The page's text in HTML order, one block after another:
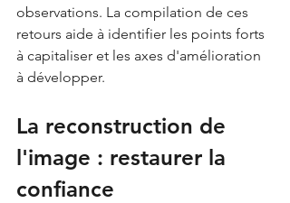
observations. La compilation de ces
retours aide à identifier les points forts
à capitaliser et les axes d'amélioration
à développer.
La reconstruction de
l'image : restaurer la
confiance